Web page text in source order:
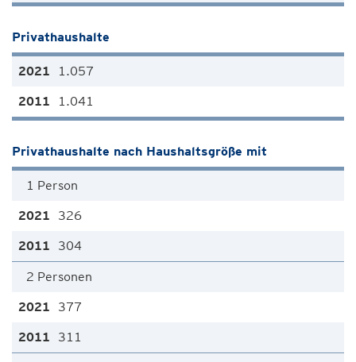
Privathaushalte
1.057
1.041
Privathaushalte nach Haushaltsgröße mit
1 Person
326
304
2 Personen
377
311